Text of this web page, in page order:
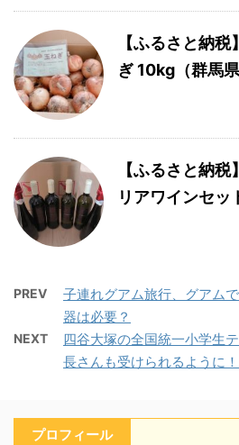
【ふるさと納
ぎ 10kg（群馬県
【ふるさと納
リアワインセッ
PREV
子連れグアム旅行、グアム
器は必要？
NEXT
四谷大塚の全国統一小学生
長さんも受けられるように
プロフィール